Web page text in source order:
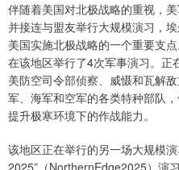
伴随着美国对北极战略的重视，
并接连与盟友举行大规模演习，
美国实施北极战略的一个重要支
在该地区举行了4次军事演习。正
美防空司令部侦察、威慑和瓦解
军、海军和空军的各类特种部队
提升极寒环境下的作战能力。
该地区正在举行的另一场大规模